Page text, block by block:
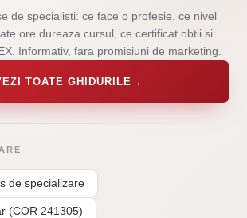
de specialisti: ce face o profesie, ce nivel
ore dureaza cursul, ce certificat obtii si
Informativ, fara promisiuni de marketing.
TOATE GHIDURILE →
de specializare
(COR 241305)